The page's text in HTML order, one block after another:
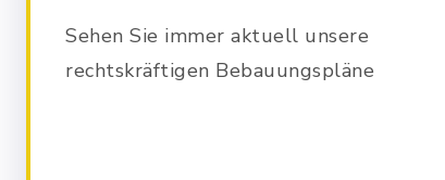
Sehen Sie immer aktuell unsere
rechtskräftigen Bebauungspläne